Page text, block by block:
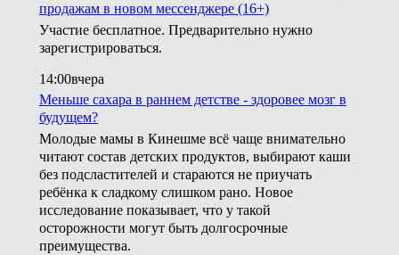
продажам в новом мессенджере (16+)
Участие бесплатное. Предварительно нужно
зарегистрироваться.
14:00вчера
Меньше сахара в раннем детстве - здоровее мозг в
будущем?
Молодые мамы в Кинешме всё чаще внимательно
читают состав детских продуктов, выбирают каши
без подсластителей и стараются не приучать
ребёнка к сладкому слишком рано. Новое
исследование показывает, что у такой
осторожности могут быть долгосрочные
преимущества.